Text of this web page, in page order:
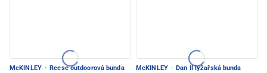
McKINLEY · Reese outdoorová bunda
McKINLEY · Dan II lyžařská bunda